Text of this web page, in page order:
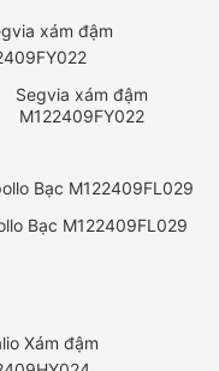
Segvia xám đậm
M122409FY022
Bạc M122409FL029